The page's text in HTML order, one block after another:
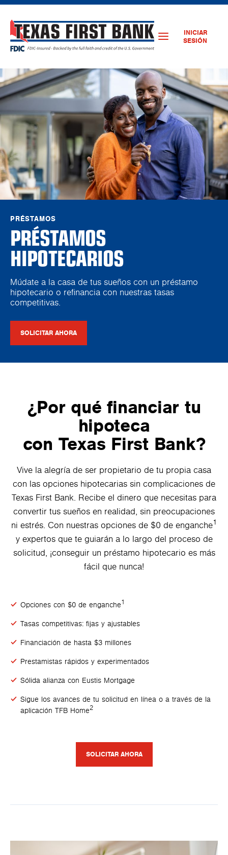
INICIAR
SESIÓN
PRÉSTAMOS
PRÉSTAMOS
HIPOTECARIOS
Múdate a la casa de tus sueños con un préstamo
hipotecario o refinancia con nuestras tasas
competitivas.
SOLICITAR AHORA
¿Por qué financiar tu
hipoteca
con Texas First Bank?
Vive la alegría de ser propietario de tu propia casa
con las opciones hipotecarias sin complicaciones de
Texas First Bank. Recibe el dinero que necesitas para
convertir tus sueños en realidad, sin preocupaciones
ni estrés. Con nuestras opciones de $0 de enganche1
y expertos que te guiarán a lo largo del proceso de
solicitud, ¡conseguir un préstamo hipotecario es más
fácil que nunca!
Opciones con $0 de enganche1
Tasas competitivas: fijas y ajustables
Financiación de hasta $3 millones
Prestamistas rápidos y experimentados
Sólida alianza con Eustis Mortgage
Sigue los avances de tu solicitud en línea o a través de la
aplicación TFB Home2
SOLICITAR AHORA